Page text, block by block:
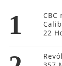
1
22